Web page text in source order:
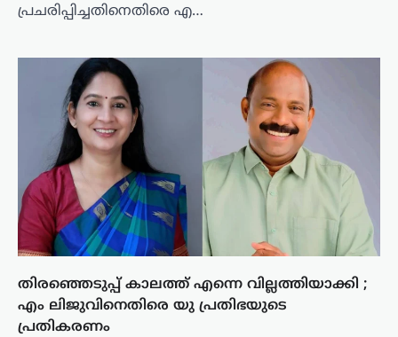
പ്രചരിപ്പിച്ചതിനെതിരെ എ…
തിരഞ്ഞെടുപ്പ് കാലത്ത് എന്നെ വില്ലത്തിയാക്കി ;
എം ലിജുവിനെതിരെ യു പ്രതിഭയുടെ
പ്രതികരണം